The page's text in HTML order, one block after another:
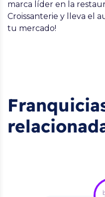
marca líder en la
Croissanterie y lleva el
tu mercado!